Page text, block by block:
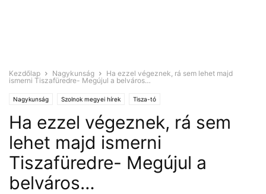
Kezdőlap Nagykunság
Ha ezzel végeznek, rá sem lehet majd
ismerni Tiszafüredre- Megújul a belváros…
Nagykunság Szolnok megyei hírek Tisza-tó
Ha ezzel végeznek, rá sem
lehet majd ismerni
Tiszafüredre- Megújul a
belváros…